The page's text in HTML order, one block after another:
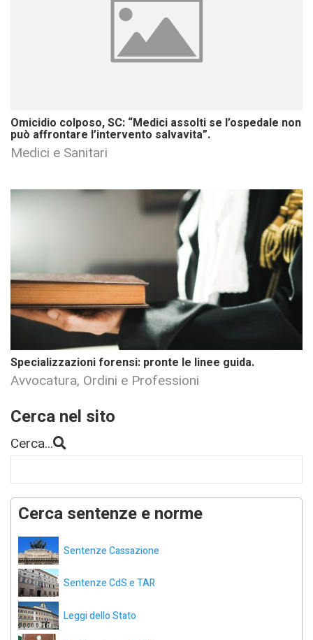
Omicidio colposo, SC: “Medici assolti se l’ospedale non
può affrontare l’intervento salvavita”.
Medici e Sanitari
Specializzazioni forensi: pronte le linee guida.
Avvocatura, Ordini e Professioni
Cerca nel sito
Cerca...
Cerca sentenze e norme
Sentenze Cassazione
Sentenze CdS e TAR
Leggi dello Stato